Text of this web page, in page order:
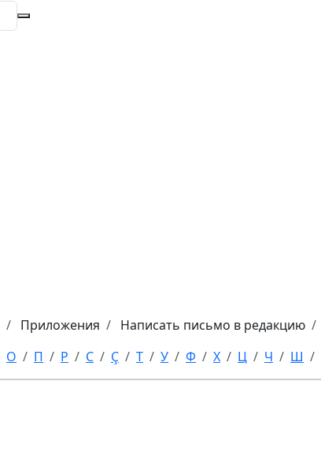
Приложения Написать письмо в редакцию
О П Р С Ç Т У Ф Х Ц Ч Ш